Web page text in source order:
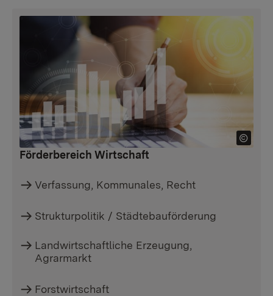
Förderbereich Wirtschaft
Verfassung, Kommunales, Recht
Strukturpolitik / Städtebauförderung
Landwirtschaftliche Erzeugung,
Agrarmarkt
Forstwirtschaft